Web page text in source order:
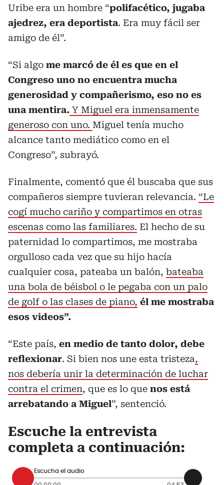
Uribe era un hombre “polifacético, jugaba
ajedrez, era deportista. Era muy fácil ser
amigo de él”.
“Si algo me marcó de él es que en el
Congreso uno no encuentra mucha
generosidad y compañerismo, eso no es
una mentira. Y Miguel era inmensamente
generoso con uno. Miguel tenía mucho
alcance tanto mediático como en el
Congreso”, subrayó.
Finalmente, comentó que él buscaba que sus
compañeros siempre tuvieran relevancia. “Le
cogí mucho cariño y compartimos en otras
escenas como las familiares. El hecho de su
paternidad lo compartimos, me mostraba
orgulloso cada vez que su hijo hacía
cualquier cosa, pateaba un balón, bateaba
una bola de béisbol o le pegaba con un palo
de golf o las clases de piano, él me mostraba
esos videos”.
“Este país, en medio de tanto dolor, debe
reflexionar. Si bien nos une esta tristeza,
nos debería unir la determinación de luchar
contra el crimen, que es lo que nos está
arrebatando a Miguel”, sentenció.
Escuche la entrevista
completa a continuación:
Escucha el audio